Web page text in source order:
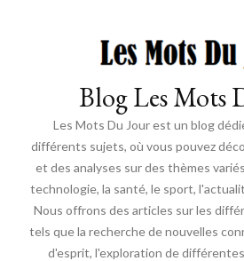
Blog Les Mots
Les Mots Du Jour est un blog
différents sujets, où vous pouvez
et des analyses sur des thèmes
technologie, la santé, le sport,
Nous offrons des articles sur les
tels que la recherche de nouvelles
d'esprit, l'exploration de